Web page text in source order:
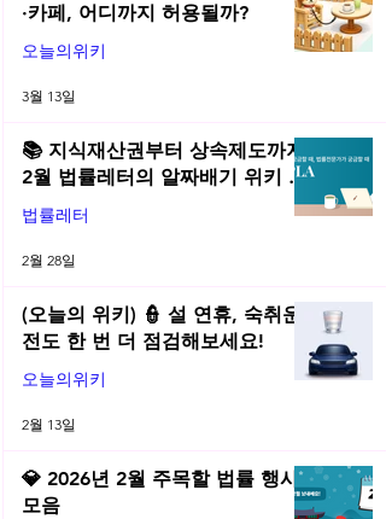
·카페, 어디까지 허용될까?
오늘의위키
3월 13일
📚 지식재산권부터 상속제도까지,
2월 법률레터의 알짜배기 위키 모
음! | 2026년 2월 네플라 법률레터
법률레터
2월 28일
(오늘의 위키) 👮 설 연휴, 숙취운
전도 한 번 더 점검해보세요!
오늘의위키
2월 13일
💎 2026년 2월 주목할 법률 행사
모음